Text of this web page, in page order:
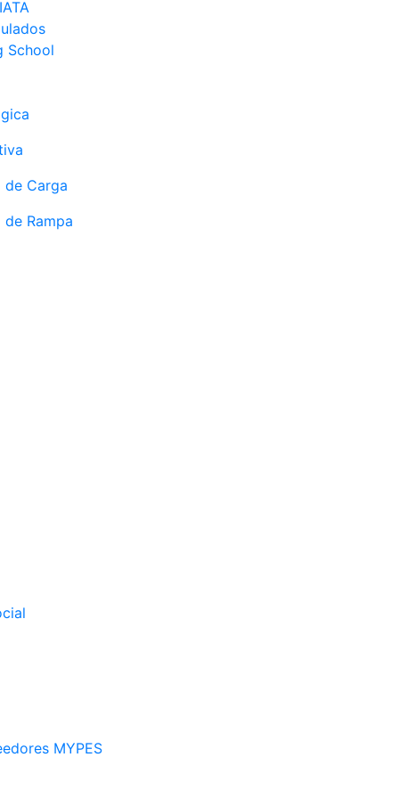
School
Carga
Rampa
MYPES